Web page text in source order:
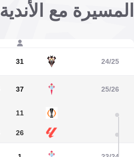
المسيرة مع الأندية
24/25
31
25/26
37
11
26